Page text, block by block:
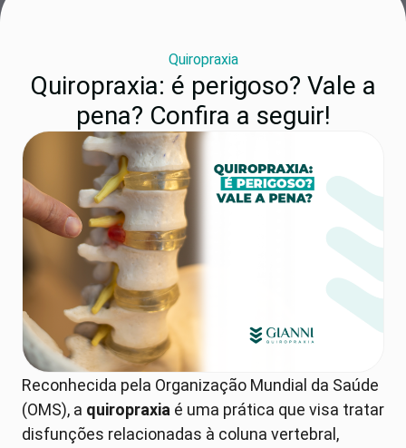
Quiropraxia
Quiropraxia: é perigoso? Vale a
pena? Confira a seguir!
Reconhecida pela Organização Mundial da Saúde
(OMS), a quiropraxia é uma prática que visa tratar
disfunções relacionadas à coluna vertebral,